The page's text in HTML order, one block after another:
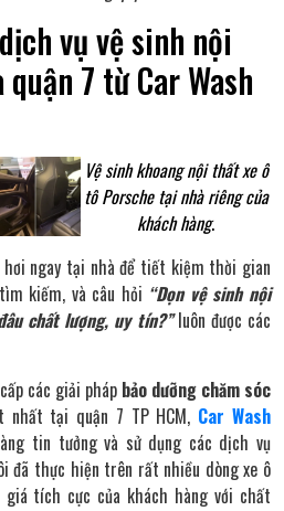
vụ vệ sinh nội
7 từ Car Wash
Vệ sinh khoang nội thất xe ô
tô Porsche tại nhà riêng của
khách hàng.
ngay tại nhà để tiết kiệm thời gian
kiếm, và câu hỏi “Dọn vệ sinh nội
chất lượng, uy tín?”luôn được các
các giải pháp bảo dưỡng chăm sóc
tại quận 7 TP HCM, Car Wash
tin tưởng và sử dụng các dịch vụ
đã thực hiện trên rất nhiều dòng xe ô
giá tích cực của khách hàng với chất